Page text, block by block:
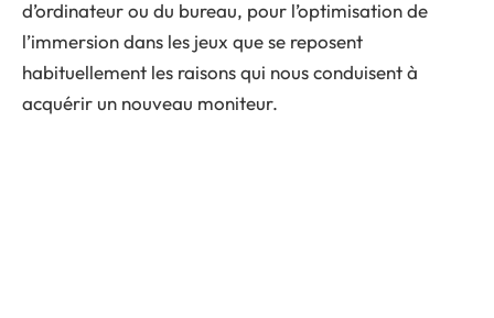
d’ordinateur ou du bureau, pour l’optimisation de
l’immersion dans les jeux que se reposent
habituellement les raisons qui nous conduisent à
acquérir un nouveau moniteur.